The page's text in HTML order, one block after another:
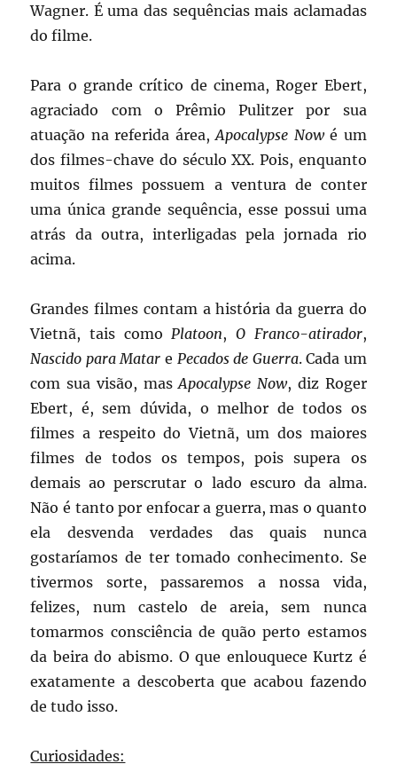
Wagner. É uma das sequências mais aclamadas
do filme.
Para o grande crítico de cinema, Roger Ebert,
agraciado com o Prêmio Pulitzer por sua
atuação na referida área,Apocalypse Nowé um
dos filmes-chave do século XX. Pois, enquanto
muitos filmes possuem a ventura de conter
uma única grande sequência, esse possui uma
atrás da outra, interligadas pela jornada rio
acima.
Grandes filmes contam a história da guerra do
Vietnã, tais como Platoon, O Franco-atirador,
Nascido para Matar e Pecados de Guerra. Cada um
com sua visão, masApocalypse Now, diz Roger
Ebert, é, sem dúvida, o melhor de todos os
filmes a respeito do Vietnã, um dos maiores
filmes de todos os tempos, pois supera os
demais ao perscrutar o lado escuro da alma.
Não é tanto por enfocar a guerra, mas o quanto
ela desvenda verdades das quais nunca
gostaríamos de ter tomado conhecimento. Se
tivermos sorte, passaremos a nossa vida,
felizes, num castelo de areia, sem nunca
tomarmos consciência de quão perto estamos
da beira do abismo. O que enlouquece Kurtz é
exatamente a descoberta que acabou fazendo
de tudo isso.
Curiosidades: